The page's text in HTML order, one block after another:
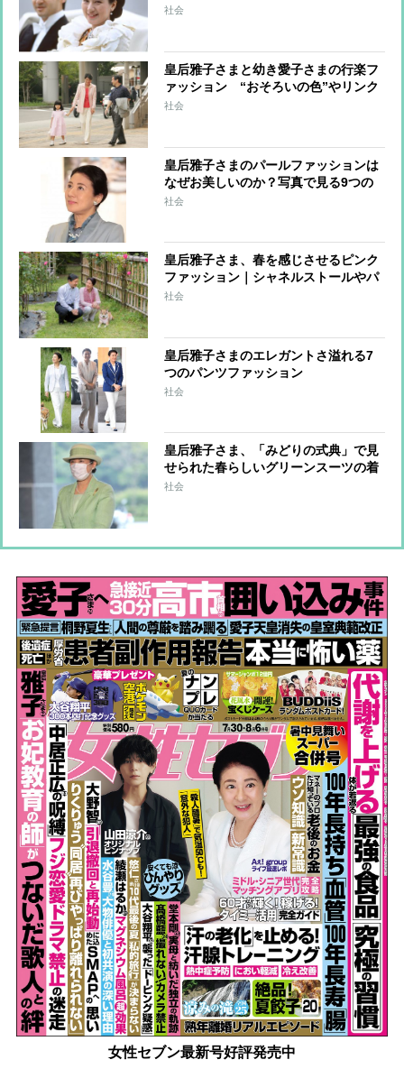
ス」と話題に 女性皇族の華麗な
社会
皇后雅子さまと幼き愛子さまの行楽フ
ァッション “おそろいの色”やリンク
コーデなど上品に楽しむワザ
社会
皇后雅子さまのパールファッションは
なぜお美しいのか？写真で見る9つの
コーデ
社会
皇后雅子さま、春を感じさせるピンク
ファッション｜シャネルストールやパ
ールアクセなど小物使いも上品に
社会
皇后雅子さまのエレガントさ溢れる7
つのパンツファッション
社会
皇后雅子さま、「みどりの式典」で見
せられた春らしいグリーンスーツの着
こなし術
社会
女性セブン最新号好評発売中